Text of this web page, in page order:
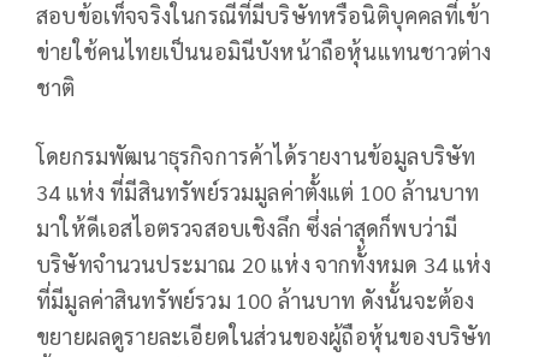
สอบข้อเท็จจริงในกรณีที่มีบริษัทหรือนิติบุคคลที่เข้า
ข่ายใช้คนไทยเป็นนอมินีบังหน้าถือหุ้นแทนชาวต่าง
ชาติ
โดยกรมพัฒนาธุรกิจการค้าได้รายงานข้อมูลบริษัท
34 แห่ง ที่มีสินทรัพย์รวมมูลค่าตั้งแต่ 100 ล้านบาท
มาให้ดีเอสไอตรวจสอบเชิงลึก ซึ่งล่าสุดก็พบว่ามี
บริษัทจำนวนประมาณ 20 แห่ง จากทั้งหมด 34 แห่ง
ที่มีมูลค่าสินทรัพย์รวม 100 ล้านบาท ดังนั้นจะต้อง
ขยายผลดูรายละเอียดในส่วนของผู้ถือหุ้นของบริษัท